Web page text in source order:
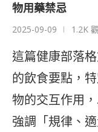
物用藥禁忌
2025-09-09 1.2K
這篇健康部落
的飲食要點，
物的交互作用
強調「規律、